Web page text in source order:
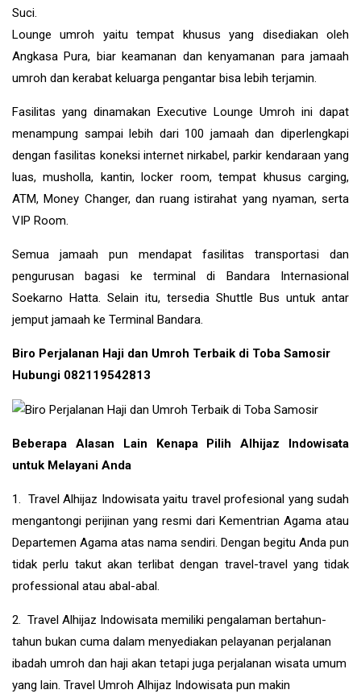
Suci.
Lounge umroh yaitu tempat khusus yang disediakan oleh
Angkasa Pura, biar keamanan dan kenyamanan para jamaah
umroh dan kerabat keluarga pengantar bisa lebih terjamin.
Fasilitas yang dinamakan Executive Lounge Umroh ini dapat
menampung sampai lebih dari 100 jamaah dan diperlengkapi
dengan fasilitas koneksi internet nirkabel, parkir kendaraan yang
luas, musholla, kantin, locker room, tempat khusus carging,
ATM, Money Changer, dan ruang istirahat yang nyaman, serta
VIP Room.
Semua jamaah pun mendapat fasilitas transportasi dan
pengurusan bagasi ke terminal di Bandara Internasional
Soekarno Hatta. Selain itu, tersedia Shuttle Bus untuk antar
jemput jamaah ke Terminal Bandara.
Biro Perjalanan Haji dan Umroh Terbaik di Toba Samosir
Hubungi 082119542813
Beberapa Alasan Lain Kenapa Pilih Alhijaz Indowisata
untuk Melayani Anda
1. Travel Alhijaz Indowisata yaitu travel profesional yang sudah
mengantongi perijinan yang resmi dari Kementrian Agama atau
Departemen Agama atas nama sendiri. Dengan begitu Anda pun
tidak perlu takut akan terlibat dengan travel-travel yang tidak
professional atau abal-abal.
2. Travel Alhijaz Indowisata memiliki pengalaman bertahun-
tahun bukan cuma dalam menyediakan pelayanan perjalanan
ibadah umroh dan haji akan tetapi juga perjalanan wisata umum
yang lain. Travel Umroh Alhijaz Indowisata pun makin